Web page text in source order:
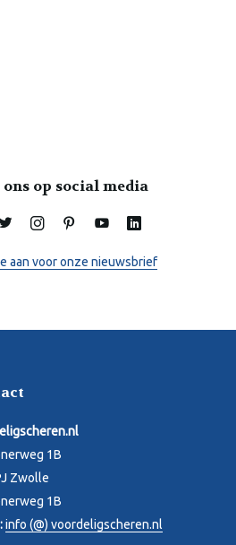
op social media
aan voor onze nieuwsbrief
1B
Zwolle
1B
info (@) voordeligscheren.nl